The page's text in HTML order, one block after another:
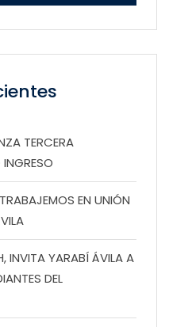
TERCERA
EN UNIÓN
INVITA YARABÍ ÁVILA A
DEL